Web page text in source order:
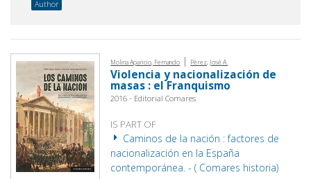
Author
Molina Aparicio, Fernando | Pèrez, Josè A.
Violencia y nacionalización de
masas : el Franquismo
2016 - Editorial Comares
IS PART OF
Caminos de la nación : factores de
nacionalización en la España
contemporánea. - ( Comares historia)